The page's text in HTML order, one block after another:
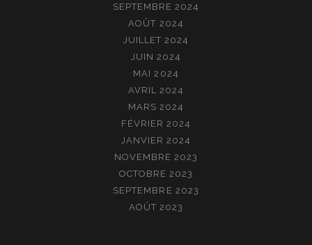
SEPTEMBRE 2024
AOÛT 2024
JUILLET 2024
JUIN 2024
MAI 2024
AVRIL 2024
MARS 2024
FÉVRIER 2024
JANVIER 2024
NOVEMBRE 2023
OCTOBRE 2023
SEPTEMBRE 2023
AOÛT 2023